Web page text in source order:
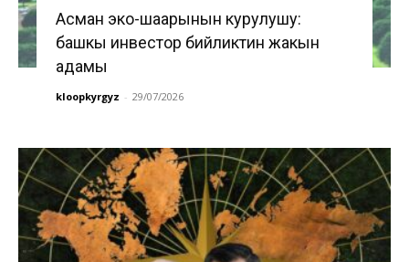
Асман эко-шаарынын курулушу:
башкы инвестор бийликтин жакын
адамы
kloopkyrgyz - 29/07/2026